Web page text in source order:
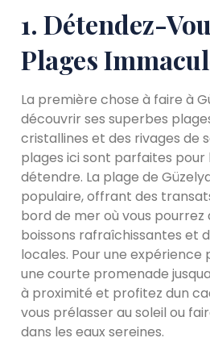
1. Détendez-
Plages
La première chose à faire à
découvrir ses superbes
cristallines et des rivages de
plages ici sont parfaites
détendre. La plage de
populaire, offrant des
bord de mer où vous pourrez
boissons rafraîchissantes et
locales. Pour une expérience
une courte promenade
à proximité et profitez dun
vous prélasser au soleil ou
dans les eaux sereines.